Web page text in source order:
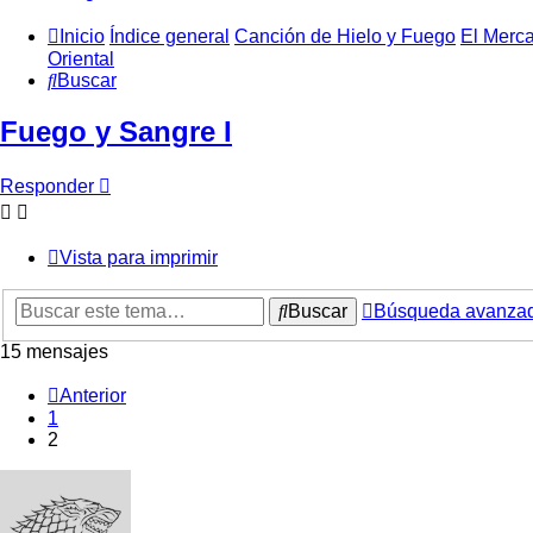
Inicio Índice general Canción de Hielo y Fuego El
Oriental
Buscar
Fuego y Sangre I
Responder
Vista para imprimir
Buscar
Búsqueda
15 mensajes
Anterior
1
2